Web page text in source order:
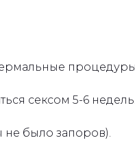
сексом 5-6 недель.
было запоров).